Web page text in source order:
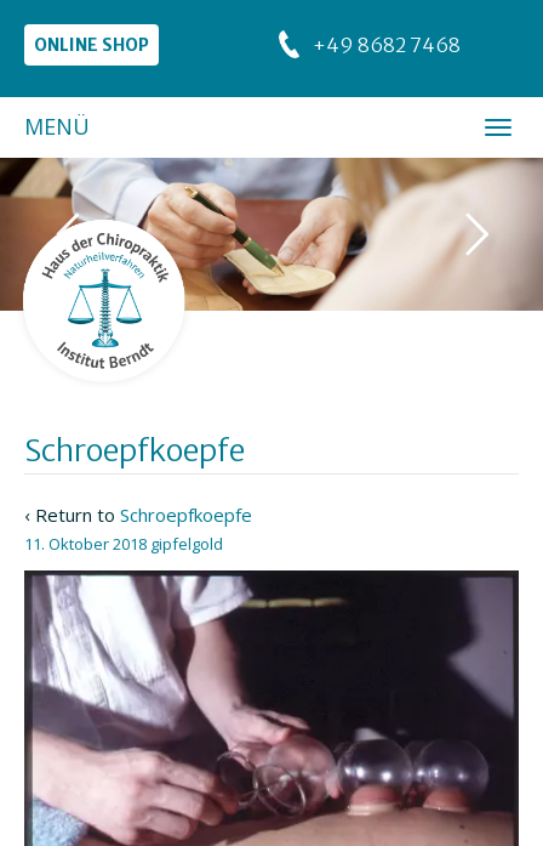
ONLINE SHOP +49 8682 7468
MENÜ
Schroepfkoepfe
‹ Return to Schroepfkoepfe
11. Oktober 2018 gipfelgold